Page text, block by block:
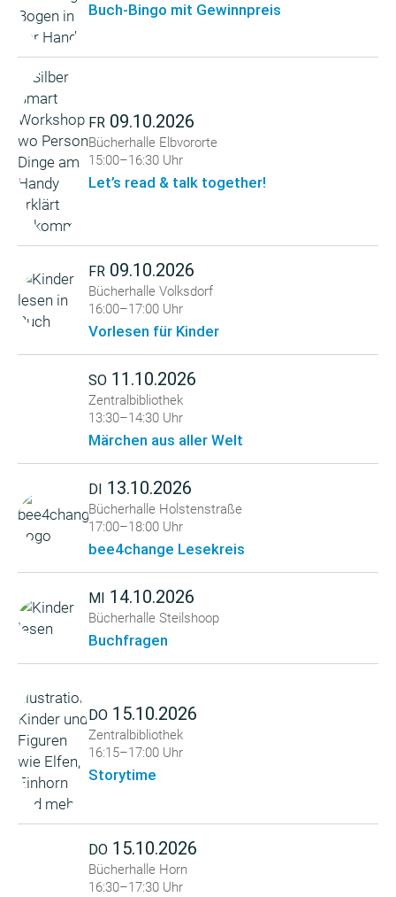
Buch-Bingo mit Gewinnpreis
FR 09.10.2026
Bücherhalle Elbvororte
15:00–16:30 Uhr
Let’s read & talk together!
FR 09.10.2026
Bücherhalle Volksdorf
16:00–17:00 Uhr
Vorlesen für Kinder
SO 11.10.2026
Zentralbibliothek
13:30–14:30 Uhr
Märchen aus aller Welt
DI 13.10.2026
Bücherhalle Holstenstraße
17:00–18:00 Uhr
bee4change Lesekreis
MI 14.10.2026
Bücherhalle Steilshoop
Buchfragen
DO 15.10.2026
Zentralbibliothek
16:15–17:00 Uhr
Storytime
DO 15.10.2026
Bücherhalle Horn
16:30–17:30 Uhr